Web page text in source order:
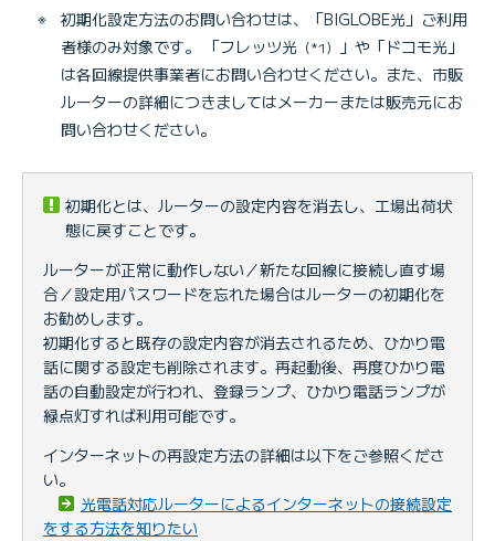
※
初期化設定方法のお問い合わせは、「BIGLOBE光」ご利用
者様のみ対象です。 「フレッツ光 （*1）
」や「ドコモ光」
は各回線提供事業者にお問い合わせください。また、市販
ルーターの詳細につきましてはメーカーまたは販売元にお
問い合わせください。
初期化とは、ルーターの設定内容を消去し、工場出荷状
態に戻すことです。
ルーターが正常に動作しない／新たな回線に接続し直す場
合／設定用パスワードを忘れた場合はルーターの初期化を
お勧めします。
初期化すると既存の設定内容が消去されるため、ひかり電
話に関する設定も削除されます。再起動後、再度ひかり電
話の自動設定が行われ、登録ランプ、ひかり電話ランプが
緑点灯すれば利用可能です。
インターネットの再設定方法の詳細は以下をご参照くださ
い。
光電話対応ルーターによるインターネットの接続設定
をする方法を知りたい